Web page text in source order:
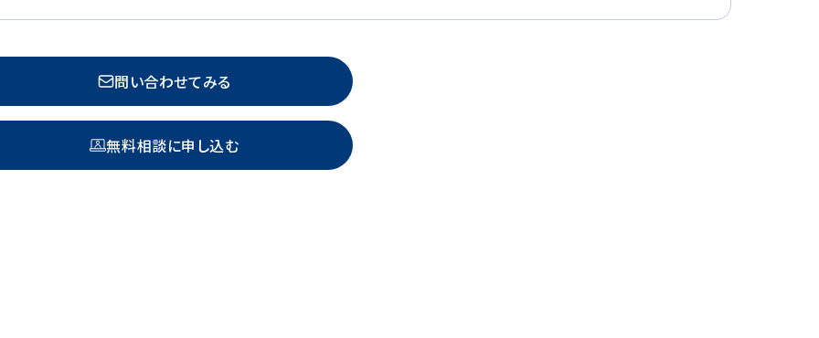
問い合わせてみる
無料相談に申し込む